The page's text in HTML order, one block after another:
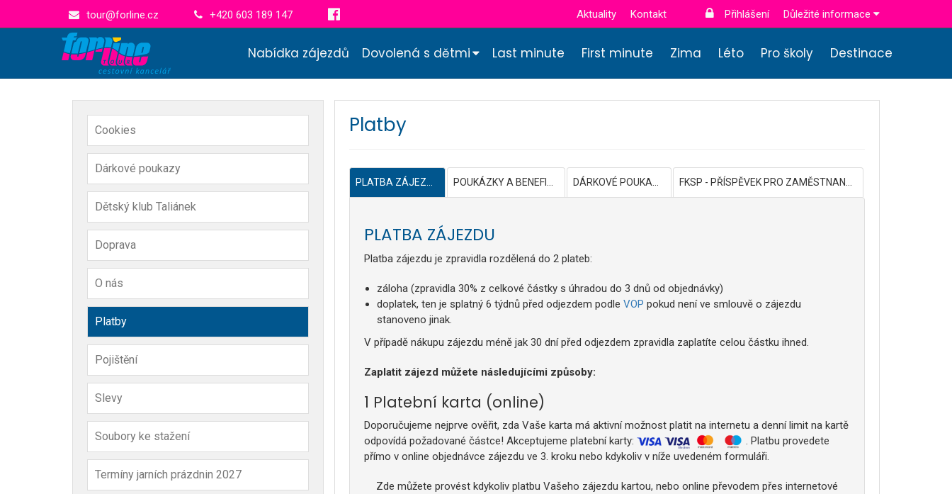
tour@forline.cz +420 603 189 147 Důležité informace
Přihlášení
Kontakt
Aktuality
Nabídka zájezdů Dovolená s dětmi Last minute First minute Zima Léto Pro školy Destinace
Cookies
Dárkové poukazy
Dětský klub Taliánek
Doprava
O nás
Platby
Pojištění
Slevy
Soubory ke stažení
Termíny jarních prázdnin 2027
Platby
PLATBA ZÁJEZDU
Platba zájezdu je zpravidla rozdělená do 2 plateb:
záloha (zpravidla 30% z celkové částky s úhradou do 3 dnů od objednávky)
doplatek, ten je splatný 6 týdnů před odjezdem podle VOP pokud není ve smlouvě o zájezdu
stanoveno jinak.
V případě nákupu zájezdu méně jak 30 dní před odjezdem zpravidla zaplatíte celou částku ihned.
Zaplatit zájezd můžete následujícími způsoby:
Platební karta (online)
Doporučujeme nejprve ověřit, zda Vaše karta má aktivní možnost platit na internetu a denní limit na kartě
odpovídá požadované částce! Akceptujeme platební karty:
. Platbu provedete
přímo v online objednávce zájezdu ve 3. kroku nebo kdykoliv v níže uvedeném formuláři.
Zde můžete provést kdykoliv platbu Vašeho zájezdu kartou, nebo online převodem přes internetové